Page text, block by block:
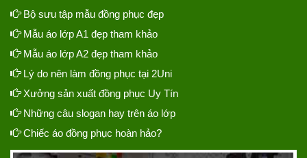
Bộ sưu tập mẫu đồng phục đẹp
Mẫu áo lớp A1 đẹp tham khảo
Mẫu áo lớp A2 đẹp tham khảo
Lý do nên làm đồng phục tại 2Uni
Xưởng sản xuất đồng phục Uy Tín
Những câu slogan hay trên áo lớp
Chiếc áo đồng phục hoàn hảo?